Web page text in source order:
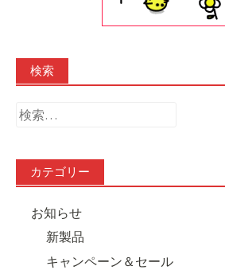
検索
検
カテゴリー
お知らせ
新製品
キャンペーン＆セール